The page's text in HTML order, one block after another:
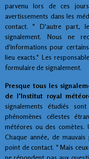
parvenu lors de ces
avertissements dans les
contact. " D'autre part,
signalement. Nous ne
d'informations pour
lieu exacts." Les
formulaire de signalement.
Presque tous les
de l'Institut royal
signalements étudiés
phénomènes célestes
météores ou des comètes.
Chaque année, de
point de contact. " Mais
ne répondent pas aux